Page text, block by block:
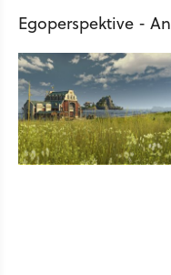
Egoperspektive -